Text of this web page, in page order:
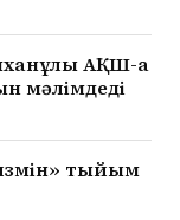
АҚШ-қа
мәлімдеді
тыйым